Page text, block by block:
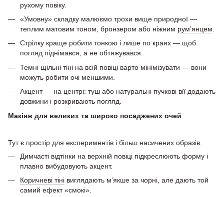
рухому повіку.
«Умовну» складку малюємо трохи вище природної —
теплим матовим тоном, бронзером або ніжним рум’янцем
Стрілку краще робити тонкою і лише по краях — щоб
погляд піднімався, а не обтяжувався.
Темні щільні тіні на всій повіці варто мінімізувати — вони
можуть робити очі меншими.
Акцент — на центрі: туш або натуральні пучкові вії додають
довжини і розкривають погляд.
Макіяж для великих та широко посаджених очей
Тут є простір для експериментів і більш насичених образів.
Димчасті відтінки на верхній повіці підкреслюють форму і
плавно вибудовують акцент.
Коричневі тіні виглядають м’якше за чорні, але дають той
самий ефект «смокі».